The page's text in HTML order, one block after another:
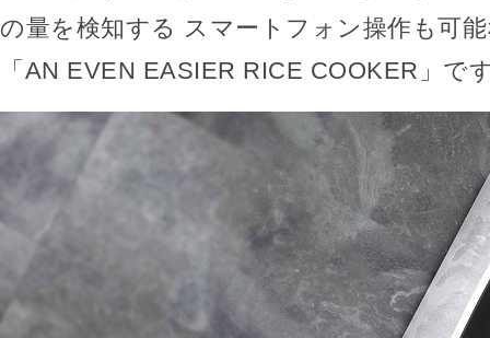
の量を検知する スマートフォン操作も可
「AN EVEN EASIER RICE COOKER」で